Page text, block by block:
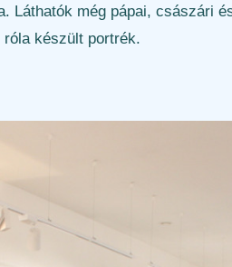
még pápai, császári
készült portrék.